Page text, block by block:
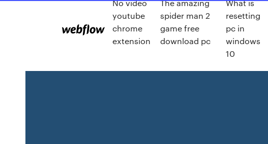
No video
youtube
chrome
extension
The amazing
spider man 2
game free
download pc
What is
resetting
pc in
windows
10